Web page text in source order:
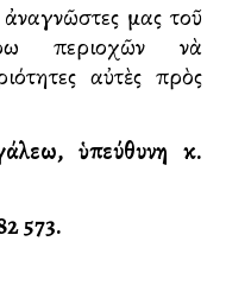
μας τοῦ
περιοχῶν νὰ
αὐτὲς πρὸς
ὑπεύθυνη κ.
573.